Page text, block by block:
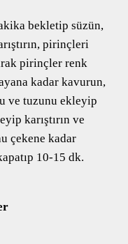
bekletip süzün,
pirinçleri
pirinçler renk
kadar kavurun,
ve tuzunu ekleyip
karıştırın ve
çekene kadar
10-15 dk.